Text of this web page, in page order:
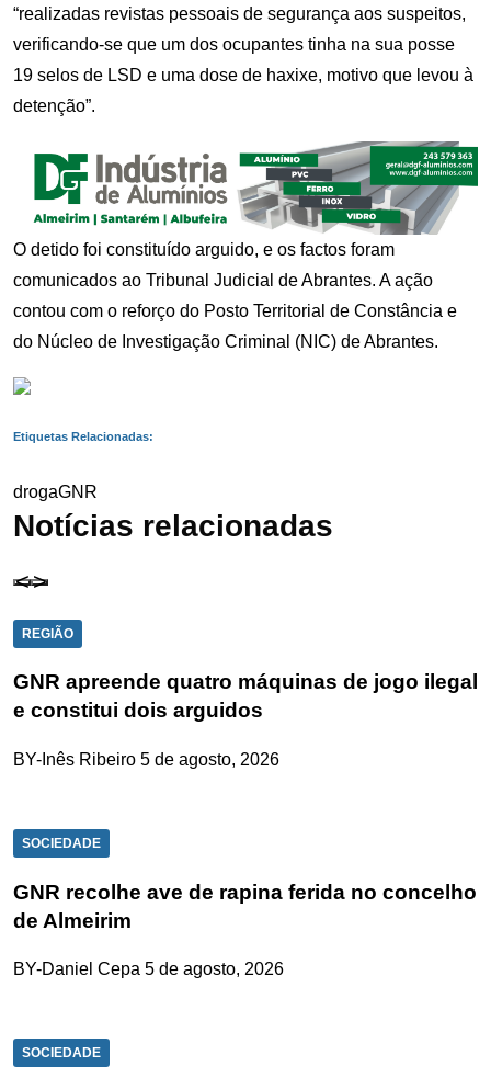
“realizadas revistas pessoais de segurança aos suspeitos,
verificando-se que um dos ocupantes tinha na sua posse
19 selos de LSD e uma dose de haxixe, motivo que levou à
detenção”.
O detido foi constituído arguido, e os factos foram
comunicados ao Tribunal Judicial de Abrantes. A ação
contou com o reforço do Posto Territorial de Constância e
do Núcleo de Investigação Criminal (NIC) de Abrantes.
Etiquetas Relacionadas:
drogaGNR
Notícias relacionadas
REGIÃO
GNR apreende quatro máquinas de jogo ilegal
e constitui dois arguidos
BY-Inês Ribeiro 5 de agosto, 2026
SOCIEDADE
GNR recolhe ave de rapina ferida no concelho
de Almeirim
BY-Daniel Cepa 5 de agosto, 2026
SOCIEDADE